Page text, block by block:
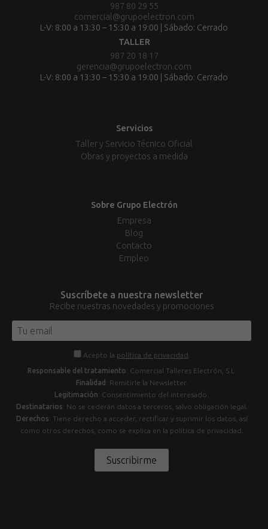
987 80 29 55
comercial@grupoelectron.com
L-V: 8:00 a 13:30 – 15:30 a 19:00 | Sábado: Cerrado
TALLER
987 20 18 17
gerencia@grupoelectron.com
L-V: 8:00 a 13:30 – 15:30 a 19:00 | Sábado: Cerrado
Servicios
Taller y Servicio Técnico Oficial
Obras y proyectos a medida
Sobre Grupo Electrón
Empresa
Blog
Contacto
Empleo
Suscríbete a nuestra newsletter
Recibe nuestras novedades y promociones
Acepto la política de privacidad
Responsable del tratamiento: Comercial Talleres Electrón, S.L.
Finalidad : Remitirle la Newsletter.
Legitimación: Consentimiento del interesado.
Destinatarios: No se cederán datos a terceros, salvo obligación legal.
Derechos: Tiene derecho a acceder, rectificar y suprimir los datos, así
como otros derechos, como se explica en la política de privacidad.
Suscribirme